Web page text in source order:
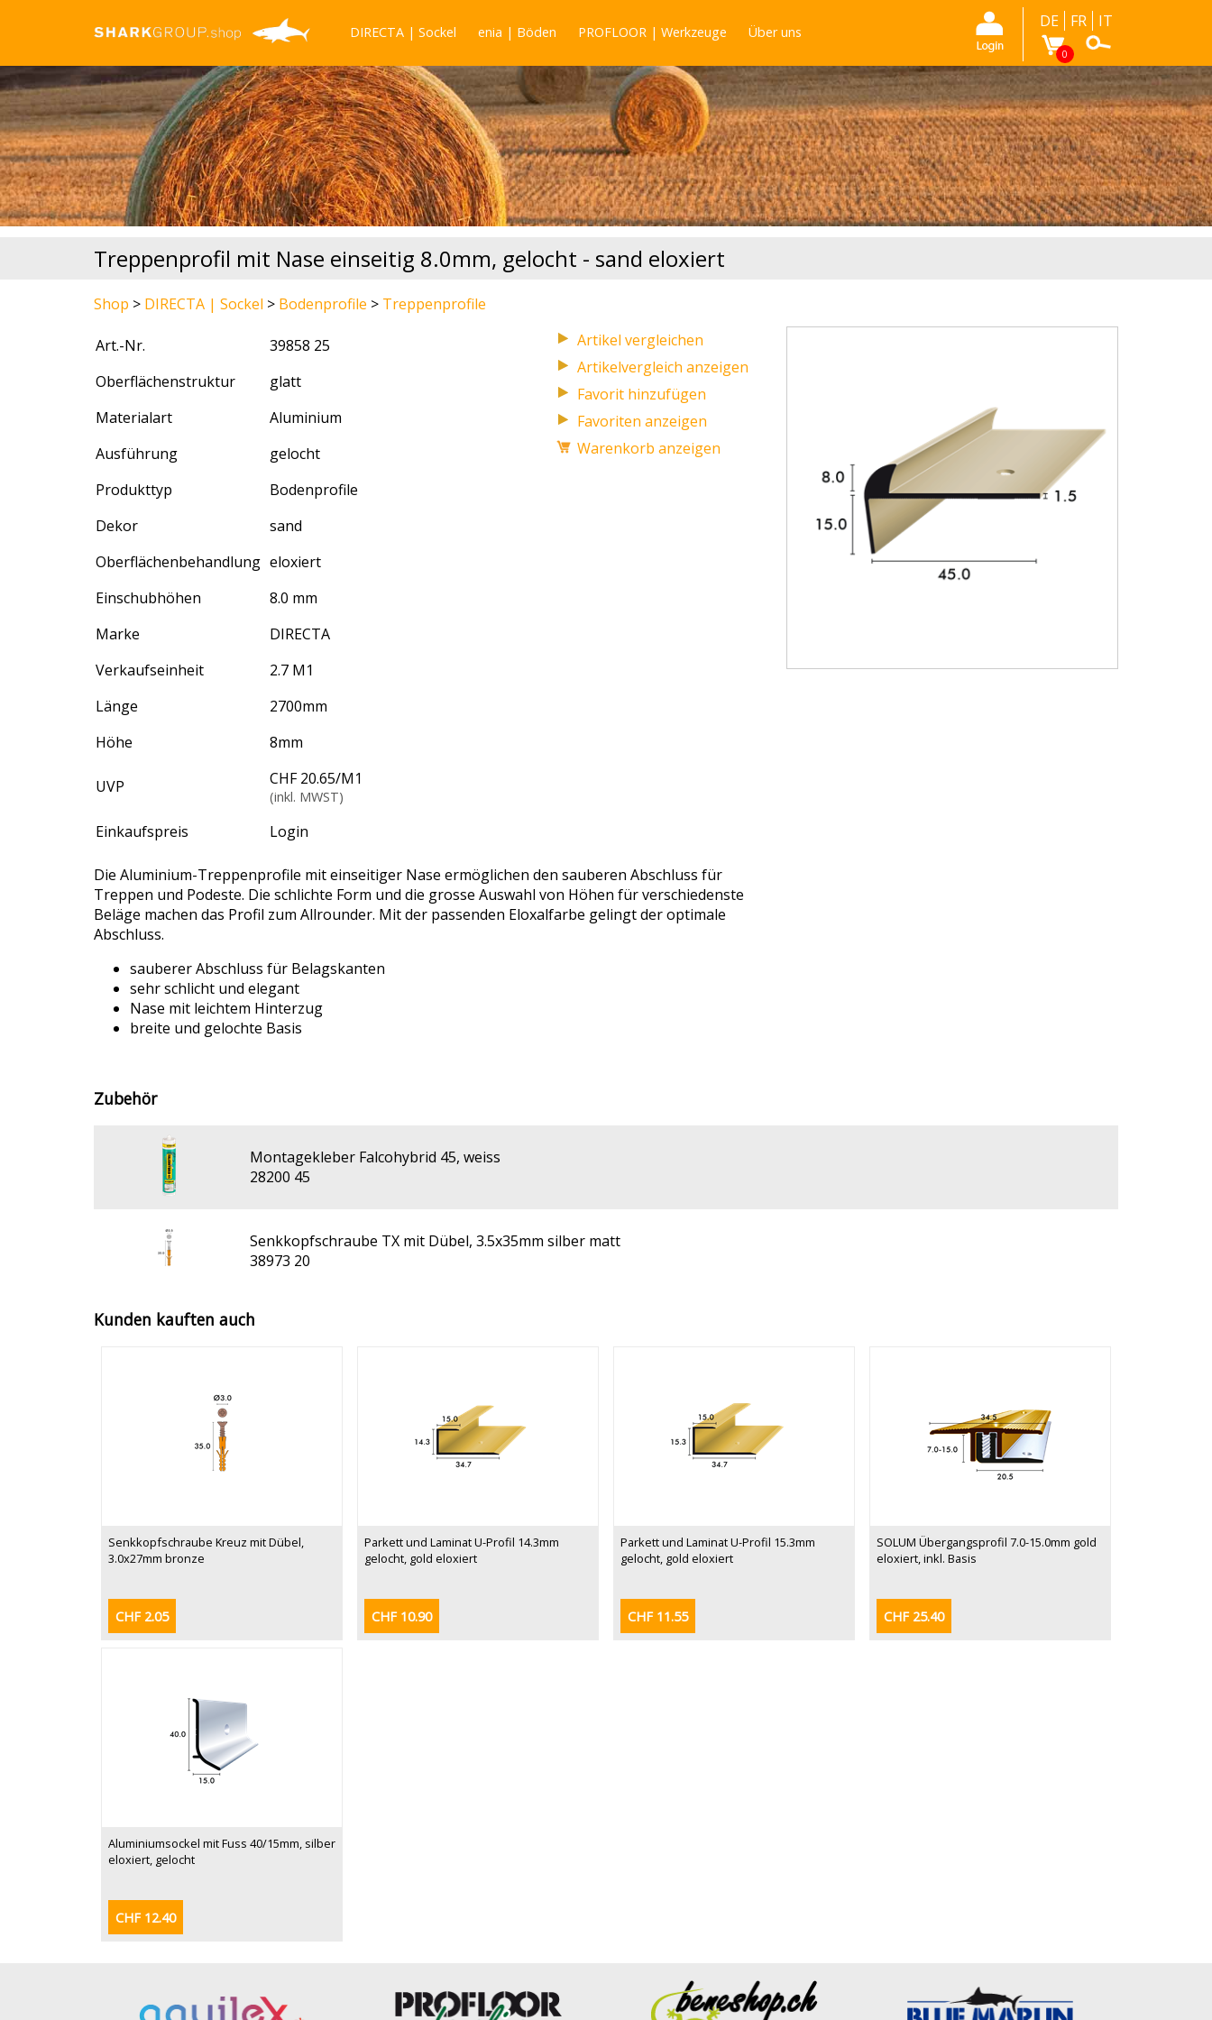
DIRECTA | Sockel enia | Böden PROFLOOR | Werkzeuge Über uns
DE FR IT
0
Treppenprofil mit Nase einseitig 8.0mm, gelocht - sand eloxiert
Shop > DIRECTA | Sockel > Bodenprofile > Treppenprofile
Art.-Nr.
39858 25
Oberflächenstruktur
glatt
Materialart
Aluminium
Ausführung
gelocht
Produkttyp
Bodenprofile
Dekor
sand
Oberflächenbehandlung eloxiert
Einschubhöhen
8.0 mm
Marke
DIRECTA
Verkaufseinheit
2.7 M1
Länge
2700mm
Höhe
8mm
UVP CHF 20.65/M1
(inkl. MWST)
Einkaufspreis Login
Artikelvergleich anzeigen
Favoriten anzeigen
Warenkorb anzeigen
Die Aluminium-Treppenprofile mit einseitiger Nase ermöglichen den sauberen Abschluss für
Treppen und Podeste. Die schlichte Form und die grosse Auswahl von Höhen für verschiedenste
Beläge machen das Profil zum Allrounder. Mit der passenden Eloxalfarbe gelingt der optimale
Abschluss.
sauberer Abschluss für Belagskanten
sehr schlicht und elegant
Nase mit leichtem Hinterzug
breite und gelochte Basis
Zubehör
Montagekleber Falcohybrid 45, weiss
28200 45
Senkkopfschraube TX mit Dübel, 3.5x35mm silber matt
38973 20
Kunden kauften auch
Senkkopfschraube Kreuz mit Dübel,
3.0x27mm bronze
CHF 2.05
Parkett und Laminat U-Profil 14.3mm
gelocht, gold eloxiert
CHF 10.90
Parkett und Laminat U-Profil 15.3mm
gelocht, gold eloxiert
CHF 11.55
SOLUM Übergangsprofil 7.0-15.0mm gold
eloxiert, inkl. Basis
CHF 25.40
Aluminiumsockel mit Fuss 40/15mm, silber
eloxiert, gelocht
CHF 12.40